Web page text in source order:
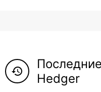
Neftegrad 5
history
Hedger